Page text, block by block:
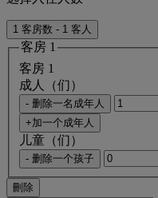
1 客房数 - 1 客人
客房 1
客房 1
成人（们）
- 删除一名成年人
+加一个成年人
儿童（们）
- 删除一个孩子
刪除